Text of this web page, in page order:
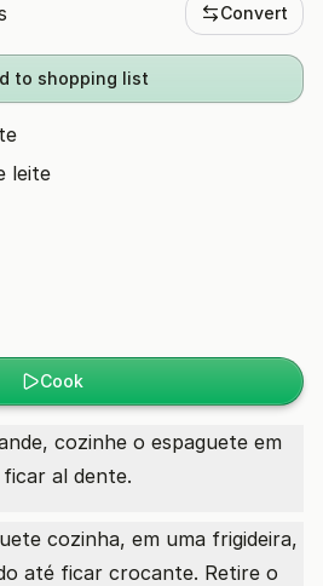
Convert
to shopping list
leite
Cook
cozinhe o espaguete em
al dente.
cozinha, em uma frigideira,
até ficar crocante. Retire o